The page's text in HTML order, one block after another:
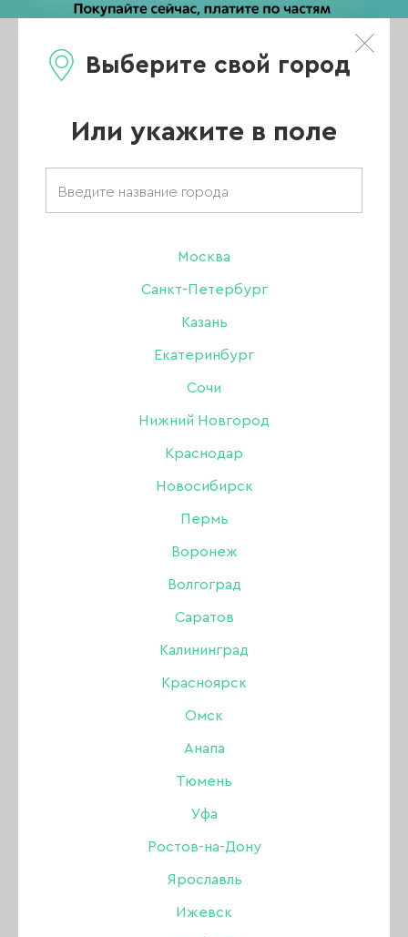
Выберите свой город
Или укажите в поле
Москва
Санкт-Петербург
Казань
Екатеринбург
Сочи
Нижний Новгород
Краснодар
Новосибирск
Пермь
Воронеж
Волгоград
Саратов
Калининград
Красноярск
Омск
Анапа
Тюмень
Уфа
Ростов-на-Дону
Ярославль
Ижевск
Каталог
Товары бренда
«Manita»
УХОД ЗА КОЖЕЙ РУК И ТЕЛА
СРЕДСТВА ДЛЯ ПЕДИКЮРА
ДЕЗИНФЕКЦИЯ И СТЕРИЛИЗАЦИЯ
АНТИСЕПТИКИ ДЛЯ РУК
КРОВООСТАНАВЛИВАЮЩИЕ
АНТИРЖАВЧИНА И НАЛЁТ
АПЕЛЬСИНОВЫЕ ПАЛОЧКИ